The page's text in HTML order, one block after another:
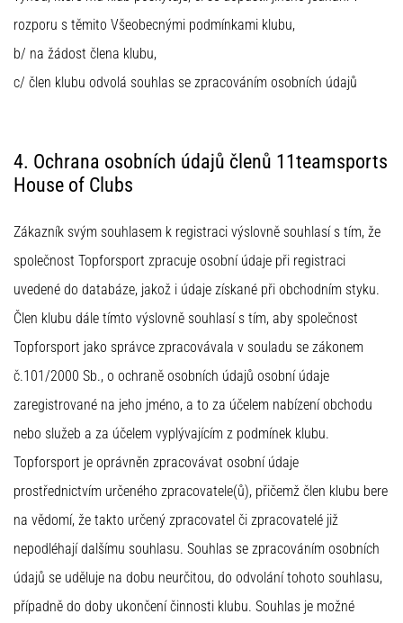
rozporu s těmito Všeobecnými podmínkami klubu,
b/ na žádost člena klubu,
c/ člen klubu odvolá souhlas se zpracováním osobních údajů
4. Ochrana osobních údajů členů 11teamsports
House of Clubs
Zákazník svým souhlasem k registraci výslovně souhlasí s tím, že
společnost Topforsport zpracuje osobní údaje při registraci
uvedené do databáze, jakož i údaje získané při obchodním styku.
Člen klubu dále tímto výslovně souhlasí s tím, aby společnost
Topforsport jako správce zpracovávala v souladu se zákonem
č.101/2000 Sb., o ochraně osobních údajů osobní údaje
zaregistrované na jeho jméno, a to za účelem nabízení obchodu
nebo služeb a za účelem vyplývajícím z podmínek klubu.
Topforsport je oprávněn zpracovávat osobní údaje
prostřednictvím určeného zpracovatele(ů), přičemž člen klubu bere
na vědomí, že takto určený zpracovatel či zpracovatelé již
nepodléhají dalšímu souhlasu. Souhlas se zpracováním osobních
údajů se uděluje na dobu neurčitou, do odvolání tohoto souhlasu,
případně do doby ukončení činnosti klubu. Souhlas je možné